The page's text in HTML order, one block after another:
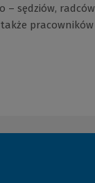
sędziów,